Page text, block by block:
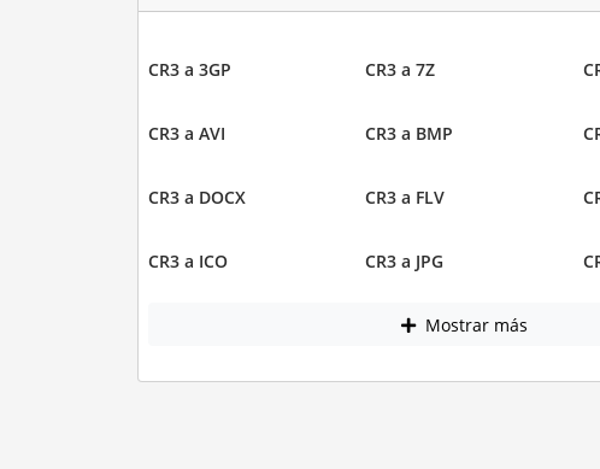
CR3 a 3GP CR3 a 7Z
CR3 a AVI CR3 a BMP
CR3 a DOCX CR3 a FLV
CR3 a ICO CR3 a JPG
Mostrar más